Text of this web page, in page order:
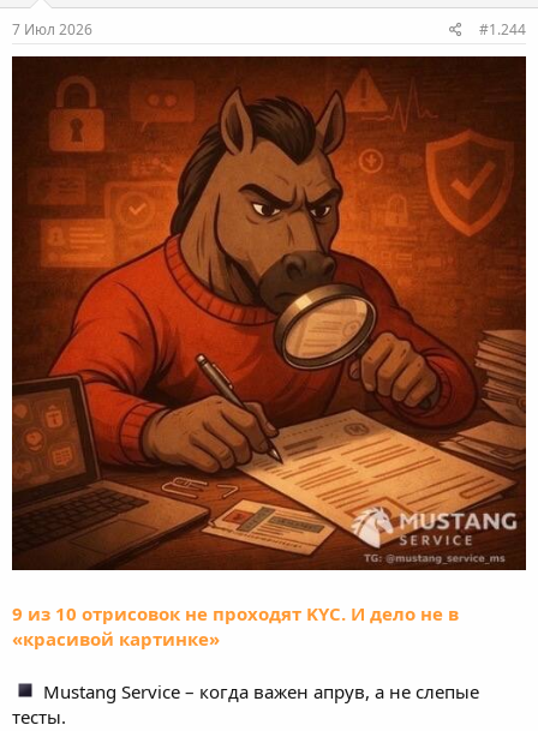
7 Июл 2026 #1.244
9 из 10 отрисовок не проходят KYC. И дело не в
«красивой картинке»
Mustang Service – когда важен апрув, а не слепые
тесты.